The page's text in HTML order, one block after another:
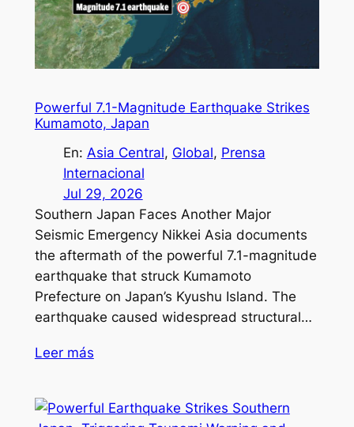
Powerful 7.1-Magnitude Earthquake Strikes
Kumamoto, Japan
En: Asia Central, Global, Prensa
Internacional
Jul 29, 2026
Southern Japan Faces Another Major
Seismic Emergency Nikkei Asia documents
the aftermath of the powerful 7.1-magnitude
earthquake that struck Kumamoto
Prefecture on Japan’s Kyushu Island. The
earthquake caused widespread structural…
Leer más